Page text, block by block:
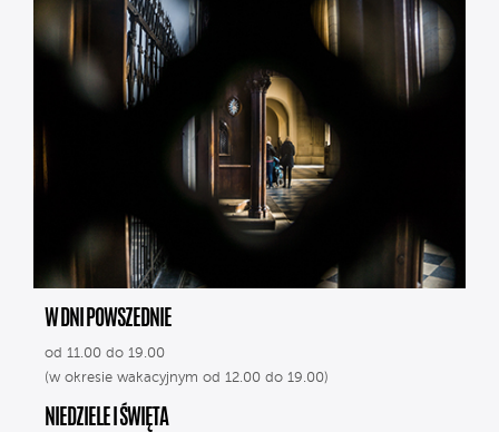
W DNI POWSZEDNIE
od 11.00 do 19.00
(w okresie wakacyjnym od 12.00 do 19.00)
NIEDZIELE I ŚWIĘTA